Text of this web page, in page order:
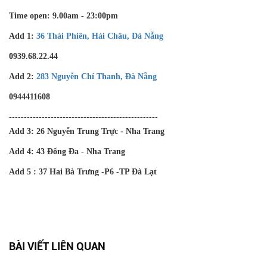
Time open: 9.00am - 23:00pm
Add 1: 36 Thái Phiên, Hải Châu, Đà Nẵng
0939.68.22.44
Add 2: 283 Nguyễn Chí Thanh, Đà Nẵng
0944411608
--------------------------------------------------
Add 3: 26 Nguyễn Trung Trực - Nha Trang
Add 4: 43 Đống Đa - Nha Trang
Add 5 : 37 Hai Bà Trưng -P6 -TP Đà Lạt
BÀI VIẾT LIÊN QUAN